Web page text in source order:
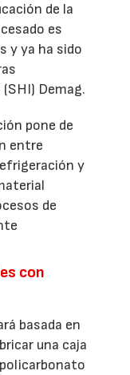
de la
es
y ya ha sido
Demag.
pone de
entre
y
de
con
basada en
una caja